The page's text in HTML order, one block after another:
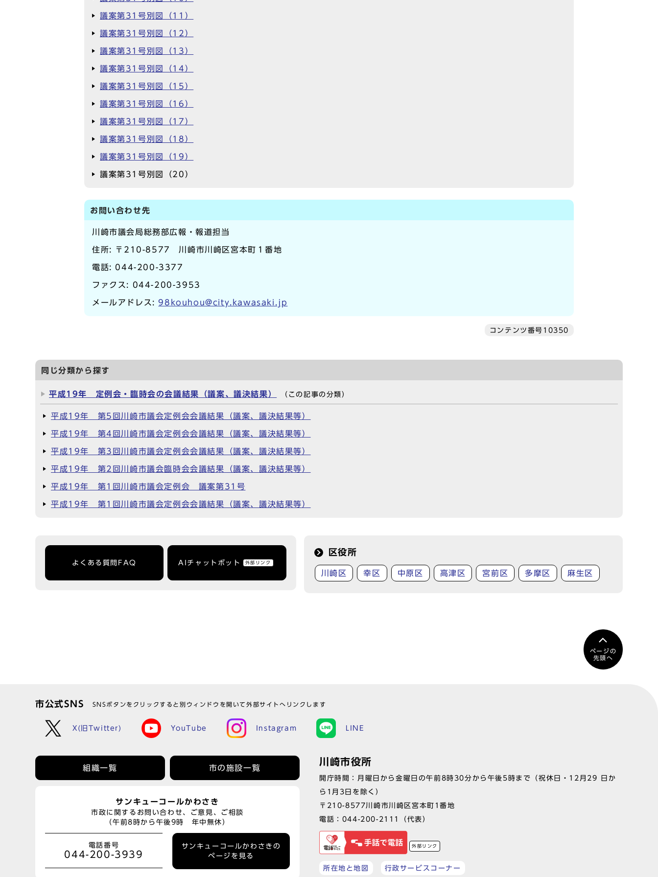
議案第31号別図（11）
議案第31号別図（12）
議案第31号別図（13）
議案第31号別図（14）
議案第31号別図（15）
議案第31号別図（16）
議案第31号別図（17）
議案第31号別図（18）
議案第31号別図（19）
議案第31号別図（20）
お問い合わせ先
川崎市議会局総務部広報・報道担当
住所: 〒210-8577 川崎市川崎区宮本町１番地
電話: 044-200-3377
ファクス: 044-200-3953
メールアドレス:98kouhou@city.kawasaki.jp
コンテンツ番号10350
同じ分類から探す
平成19年 定例会・臨時会の会議結果（議案、議決結果） （この記事の分類）
平成19年 第5回川崎市議会定例会会議結果（議案、議決結果等）
平成19年 第4回川崎市議会定例会会議結果（議案、議決結果等）
平成19年 第3回川崎市議会定例会会議結果（議案、議決結果等）
平成19年 第2回川崎市議会臨時会会議結果（議案、議決結果等）
平成19年 第1回川崎市議会定例会 議案第31号
平成19年 第1回川崎市議会定例会会議結果（議案、議決結果等）
よくある質問FAQ AIチャットボット 外部リンク
区役所
川崎区 幸区 中原区 高津区 宮前区 多摩区 麻生区
ページの
先頭へ
市公式SNS SNSボタンをクリックすると別ウィンドウを開いて外部サイトへリンクします
X(旧Twitter) YouTube Instagram LINE
組織一覧 市の施設一覧
サンキューコールかわさき
市政に関するお問い合わせ、ご意見、ご相談
（午前8時から午後9時 年中無休）
電話番号
044-200-3939
サンキューコールかわさきの
ページを見る
川崎市役所
開庁時間：月曜日から金曜日の午前8時30分から午後5時まで（祝休日・12月29 日か
ら1月3日を除く）
〒210-8577川崎市川崎区宮本町1番地
電話： 044-200-2111 （代表）
外部リンク
所在地と地図 行政サービスコーナー